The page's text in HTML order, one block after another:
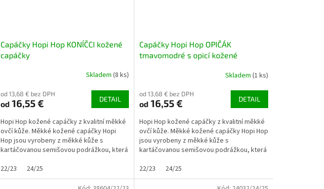
Capáčky Hopi Hop KONÍČCI kožené
capáčky
Skladem (8 ks)
od 13,68 € bez DPH
od 16,55 € DETAIL
Hopi Hop kožené capáčky z kvalitní měkké
ovčí kůže. Měkké kožené capáčky Hopi
Hop jsou vyrobeny z měkké kůže s
kartáčovanou semišovou podrážkou, která
22/23
24/25
Capáčky Hopi Hop OPIČÁK
tmavomodré s opicí kožené
Skladem (1 ks)
od 13,68 € bez DPH
od 16,55 € DETAIL
Hopi Hop kožené capáčky z kvalitní měkké
ovčí kůže. Měkké kožené capáčky Hopi Hop
jsou vyrobeny z měkké kůže s
kartáčovanou semišovou podrážkou, která
22/23
24/25